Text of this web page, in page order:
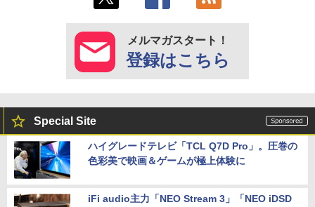
メルマガスタート！
登録はこちら
Special Site
ハイグレードテレビ「TCL Q7D Pro」。圧巻の
色彩美で映画＆ゲームが極上体験に
iFi audio主力「NEO Stream 3」「NEO iDSD